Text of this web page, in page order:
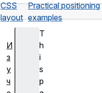
CSS
layout
Practical positioning
examples
T
h
i
s
p
И
з
у
ч